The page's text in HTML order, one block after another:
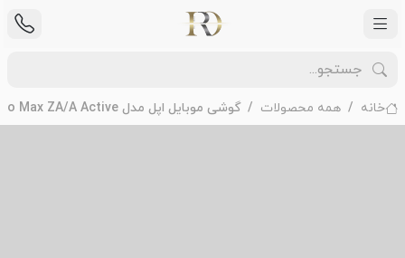
خانه همه محصولات گوشی موبایل اپل مدل iPhone 12 Pro Max ZA/A Active ظرفیت 256 گیگابایت - رم 6 گیگابایت